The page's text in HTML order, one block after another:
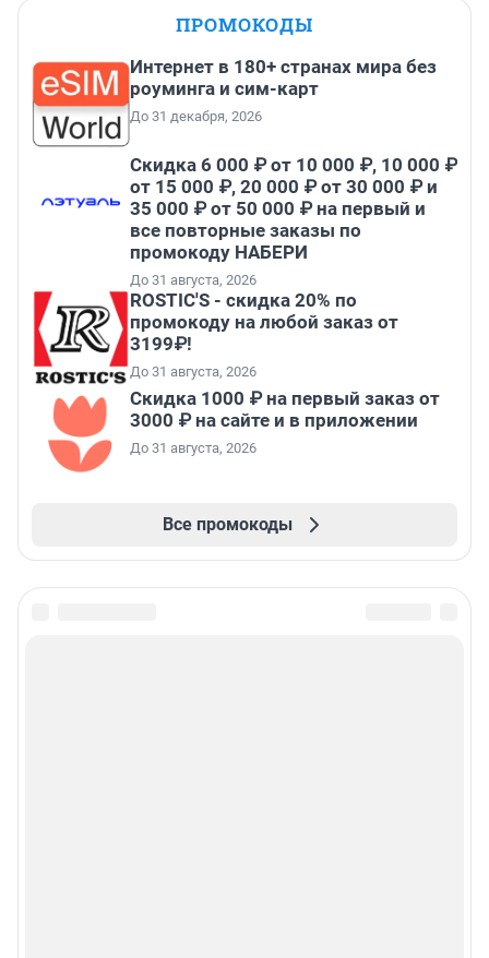
ПРОМОКОДЫ
Интернет в 180+ странах мира без
роуминга и сим-карт
До 31 декабря, 2026
Скидка 6 000 ₽ от 10 000 ₽, 10 000 ₽
от 15 000 ₽, 20 000 ₽ от 30 000 ₽ и
35 000 ₽ от 50 000 ₽ на первый и
все повторные заказы по
промокоду НАБЕРИ
До 31 августа, 2026
ROSTIC'S - скидка 20% по
промокоду на любой заказ от
3199₽!
До 31 августа, 2026
Скидка 1000 ₽ на первый заказ от
3000 ₽ на сайте и в приложении
До 31 августа, 2026
Все промокоды